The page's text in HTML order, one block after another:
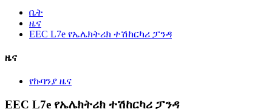
ቤት
ዜና
EEC L7e የኤሌክትሪክ ተሽከርካሪ ፓንዳ
ዜና
የኩባንያ ዜና
EEC L7e የኤሌክትሪክ ተሽከርካሪ ፓንዳ